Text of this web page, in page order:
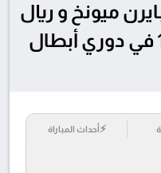
ميونخ و ريال
مدريد بتاريخ 15/4/2026 في دوري أبطال
⚡أحداث المباراة